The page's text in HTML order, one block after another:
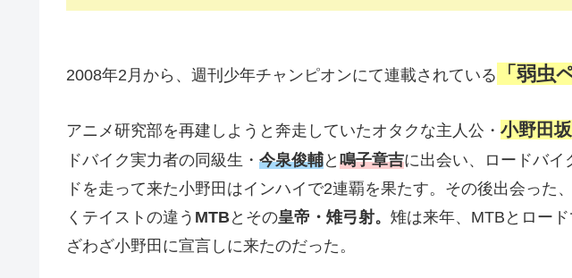
2008年2月から、週刊少年チャンピオンにて連載されている 「弱虫
アニメ研究部を再建しようと奔走していたオタクな主人公・ 小野田
ドバイク実力者の同級生・ 今泉俊輔と 鳴子章吉に出会い、ロードバイ
ドを走って来た小野田はインハイで2連覇を果たす。その後出会った
くテイストの違う MTBとその皇帝・雉弓射。 雉は来年、MTBとロー
ざわざ小野田に宣言しに来たのだった。